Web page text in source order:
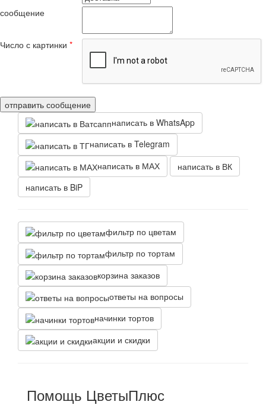
сообщение
Число с картинки *
написать в WhatsApp
написать в Telegram
написать в МАХ
написать в ВК
написать в BiP
фильтр по цветам
фильтр по тортам
корзина заказов
ответы на вопросы
начинки тортов
акции и скидки
Помощь ЦветыПлюс